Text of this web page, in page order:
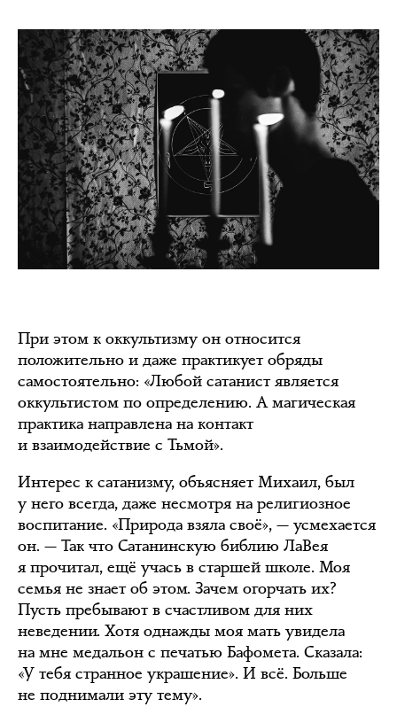
При этом к оккультизму он относится
положительно и даже практикует обряды
самостоятельно: «Любой сатанист является
оккультистом по определению. А магическая
практика направлена на контакт
и взаимодействие с Тьмой».
Интерес к сатанизму, объясняет Михаил, был
у него всегда, даже несмотря на религиозное
воспитание. «Природа взяла своё», — усмехается
он. — Так что Сатанинскую библию ЛаВея
я прочитал, ещё учась в старшей школе. Моя
семья не знает об этом. Зачем огорчать их?
Пусть пребывают в счастливом для них
неведении. Хотя однажды моя мать увидела
на мне медальон с печатью Бафомета. Сказала:
«У тебя странное украшение». И всё. Больше
не поднимали эту тему».